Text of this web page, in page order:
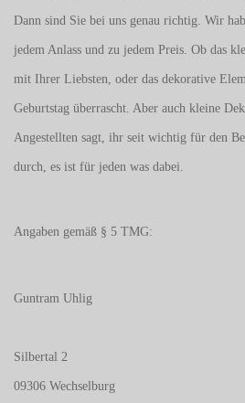
Dann sind Sie bei uns genau richtig. Wir
jedem Anlass und zu jedem Preis. Ob das
mit Ihrer Liebsten, oder das dekorative
Geburtstag überrascht. Aber auch kleine
Angestellten sagt, ihr seit wichtig für den
durch, es ist für jeden was dabei.
Angaben gemäß § 5 TMG:
Guntram Uhlig
Silbertal 2
09306 Wechselburg